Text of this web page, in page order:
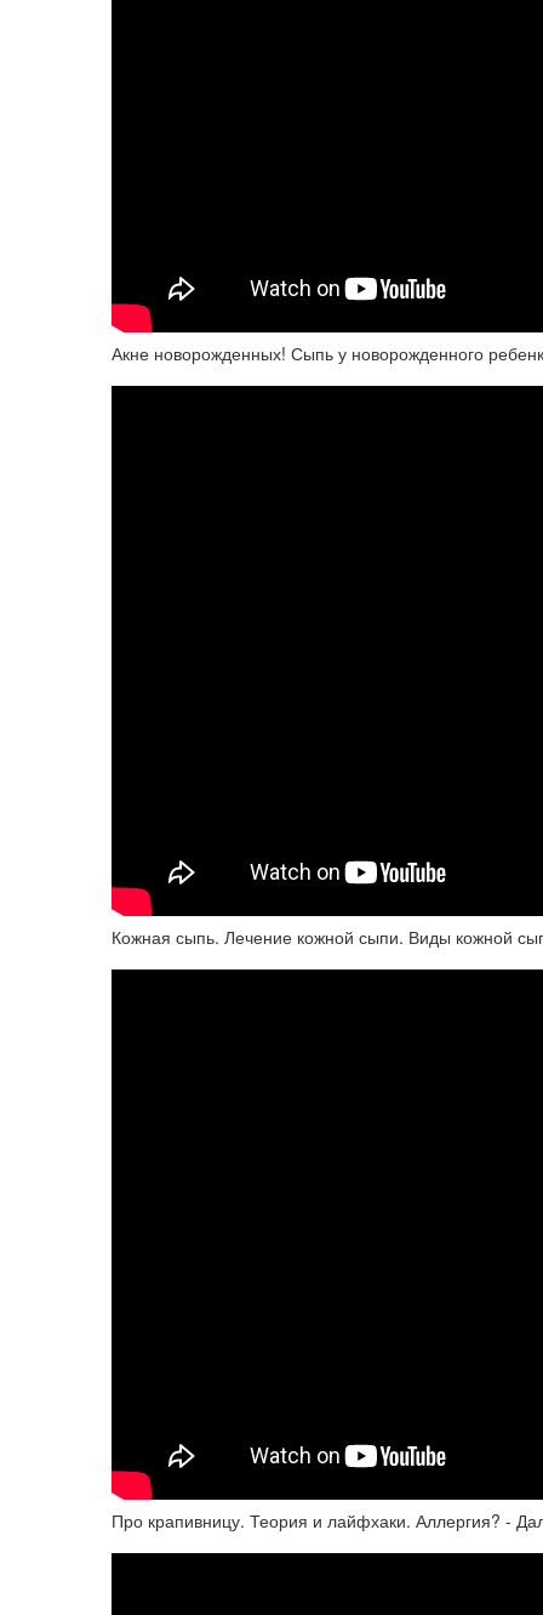
Акне новорожденных! Сыпь у новорожденного
Кожная сыпь. Лечение кожной сыпи. Виды кожной
Про крапивницу. Теория и лайфхаки. Аллергия? -